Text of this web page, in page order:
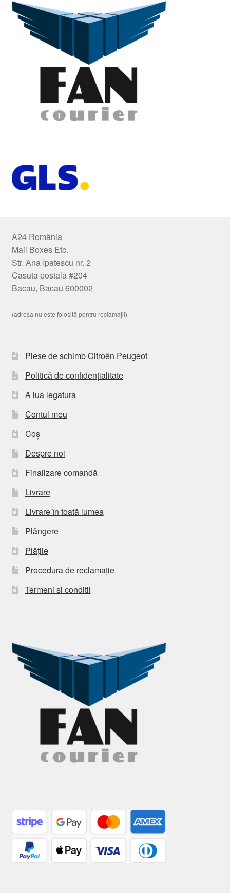
A24 România
Mail Boxes Etc.
Str. Ana Ipatescu nr. 2
Casuta postala #204
Bacau, Bacau 600002
(adresa nu este folosită pentru reclamații)
Piese de schimb Citroën Peugeot
Politică de confidențialitate
A lua legatura
Contul meu
Coș
Despre noi
Finalizare comandă
Livrare
Livrare în toată lumea
Plângere
Plățile
Procedura de reclamație
Termeni si conditii